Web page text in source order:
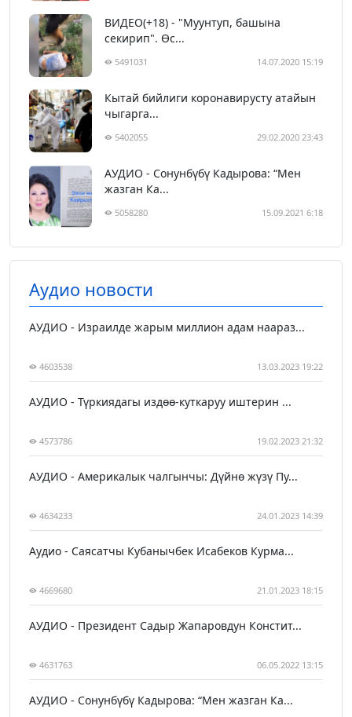
ВИДЕО(+18) - "Муунтуп, башына
секирип". Өс...
5491031 14.07.2020 15:19
Кытай бийлиги коронавирусту атайын
чыгарга...
5402055 29.02.2020 23:43
АУДИО - Сонунбүбү Кадырова: “Мен
жазган Ка...
5058280 15.09.2021 6:18
Аудио новости
АУДИО - Израилде жарым миллион адам наараз...
4603538 13.03.2023 19:22
АУДИО - Түркиядагы издөө-куткаруу иштерин ...
4573786 19.02.2023 21:32
АУДИО - Америкалык чалгынчы: Дүйнө жүзү Пу...
4634233 24.01.2023 14:39
Аудио - Саясатчы Кубанычбек Исабеков Курма...
4669680 21.01.2023 18:15
АУДИО - Президент Садыр Жапаровдун Констит...
4631763 06.05.2022 13:15
АУДИО - Сонунбүбү Кадырова: “Мен жазган Ка...